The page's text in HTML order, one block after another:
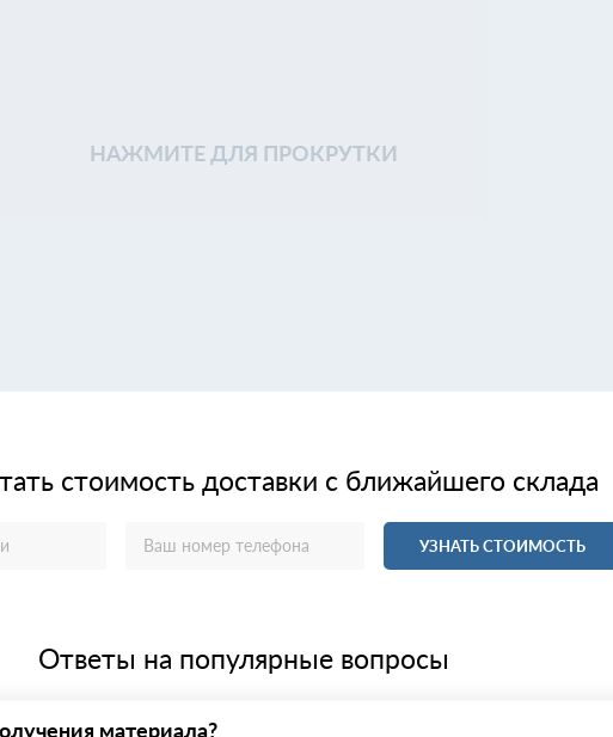
НАЖМИТЕ ДЛЯ ПРОКРУТКИ
стоимость доставки с ближайшего склада
УЗНАТЬ СТОИМОСТЬ
Ответы на популярные вопросы
материала?